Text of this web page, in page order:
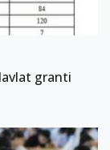
granti